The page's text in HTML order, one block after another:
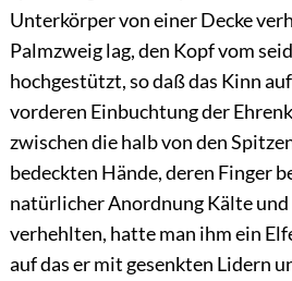
Unterkörper von einer Decke
Palmzweig lag, den Kopf vom
hochgestützt, so daß das Kinn
vorderen Einbuchtung der
zwischen die halb von den
bedeckten Hände, deren Finger
natürlicher Anordnung Kälte
verhehlten, hatte man ihm ein
auf das er mit gesenkten Lidern